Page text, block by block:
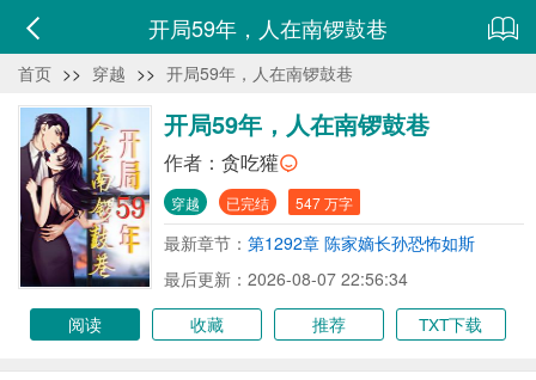
开局59年，人在南锣鼓巷
首页 >> 穿越 >> 开局59年，人在南锣鼓巷
开局59年，人在南锣鼓巷
作者： 贪吃獾
穿越 已完结 547 万字
最新章节： 第1292章 陈家嫡长孙恐怖如斯
最后更新：2026-08-07 22:56:34
阅读
收藏 推荐 TXT下载